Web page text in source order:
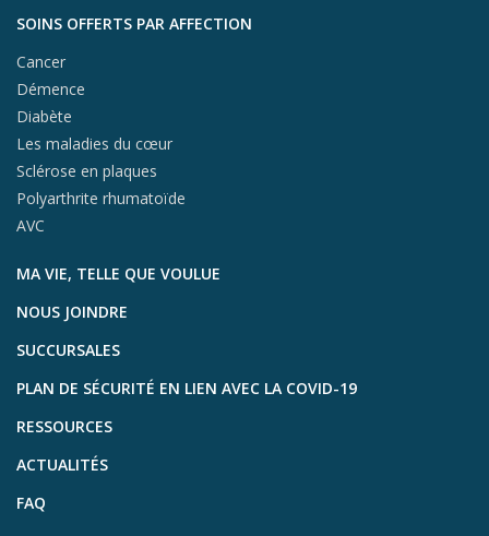
SOINS OFFERTS PAR AFFECTION
Cancer
Démence
Diabète
Les maladies du cœur
Sclérose en plaques
Polyarthrite rhumatoïde
AVC
MA VIE, TELLE QUE VOULUE
NOUS JOINDRE
SUCCURSALES
PLAN DE SÉCURITÉ EN LIEN AVEC LA COVID-19
RESSOURCES
ACTUALITÉS
FAQ